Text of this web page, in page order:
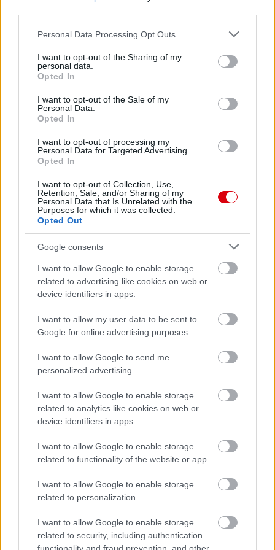
Please note that this website/app uses one or more Google
not limited to your visit or usage behaviour. You may click to
grant or deny consent to Google and its third-party tags to
use your data for below specified purposes in below Google
consent section.
Personal Data Processing Opt Outs
I want to opt-out of the Sharing of my
personal data.
Opted In
I want to opt-out of the Sale of my
Personal Data.
Opted In
I want to opt-out of processing my
Personal Data for Targeted Advertising.
Opted In
I want to opt-out of Collection, Use,
Retention, Sale, and/or Sharing of my
Personal Data that Is Unrelated with the
Purposes for which it was collected.
Opted Out
Google consents
I want to allow Google to enable storage
related to advertising like cookies on web or
device identifiers in apps.
I want to allow my user data to be sent to
Google for online advertising purposes.
I want to allow Google to send me
personalized advertising.
I want to allow Google to enable storage
related to analytics like cookies on web or
device identifiers in apps.
I want to allow Google to enable storage
related to functionality of the website or app.
I want to allow Google to enable storage
related to personalization.
I want to allow Google to enable storage
related to security, including authentication